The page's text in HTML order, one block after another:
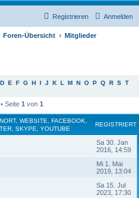
Anmelden
Registrieren
Foren-Übersicht Mitglieder
D E F G H I J K L M N O P Q R S T
Seite 1 von 1
WEBSITE, FACEBOOK,
SKYPE, YOUTUBE
REGISTRIERT
Sa 30. Jan
2016, 14:59
Mi 1. Mai
2019, 13:04
Sa 15. Jul
2023, 17:30